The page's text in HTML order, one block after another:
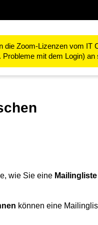
die Zoom-Lizenzen vom IT
mit dem Login)
Mail E-Mail-Verteilerlisten
wie Sie eine
können eine